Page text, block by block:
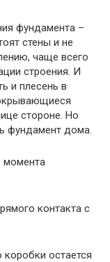
фундамента –
стены и не
чаще всего
строения. И
и плесень в
стороне. Но
фундамент дома.
момента
контакта с
коробки остается